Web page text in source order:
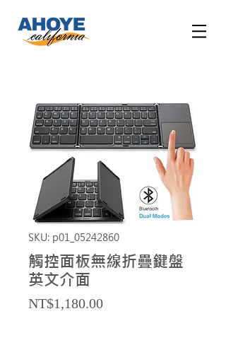
SKU: p01_05242860
觸控面板無線折疊鍵盤
英文介面
NT$1,180.00Price